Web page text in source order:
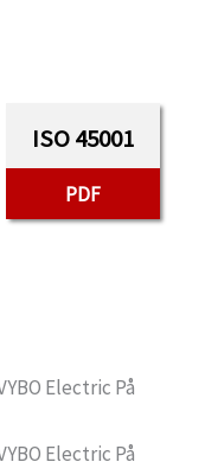
ISO 45001
PDF